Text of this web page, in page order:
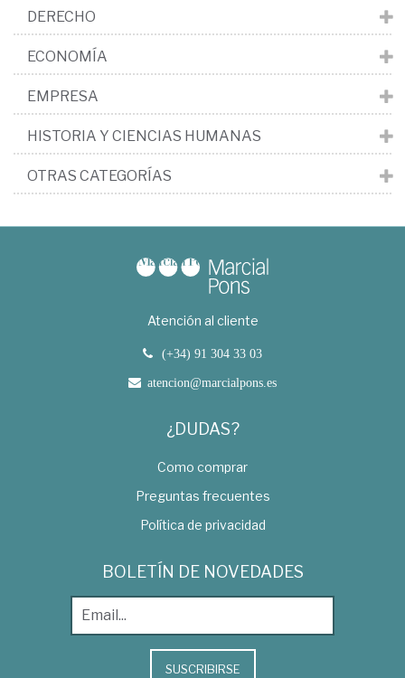
DERECHO
ECONOMÍA
EMPRESA
HISTORIA Y CIENCIAS HUMANAS
OTRAS CATEGORÍAS
Atención al cliente
(+34) 91 304 33 03
atencion@marcialpons.es
¿DUDAS?
Como comprar
Preguntas frecuentes
Política de privacidad
BOLETÍN DE NOVEDADES
SUSCRIBIRSE